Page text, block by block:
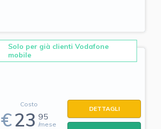
Solo per già clienti Vodafone
mobile
Costo
€23 95
/mese
DETTAGLI